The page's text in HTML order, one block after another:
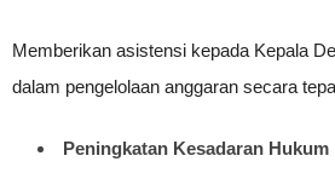
Memberikan asistensi kepada Kepala
dalam pengelolaan anggaran secara
Peningkatan Kesadaran Hukum